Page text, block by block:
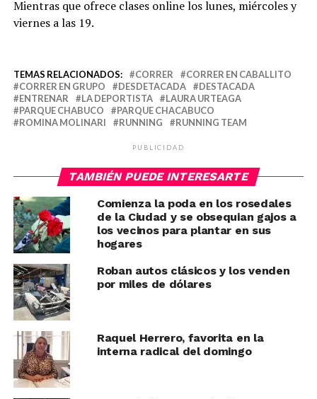
Mientras que ofrece clases online los lunes, miércoles y
viernes a las 19.
TEMAS RELACIONADOS: CORRER
CORRER EN CABALLITO
CORRER EN GRUPO
DESDETACADA
DESTACADA
ENTRENAR
LA DEPORTISTA
LAURA URTEAGA
PARQUE CHABUCO
PARQUE CHACABUCO
ROMINA MOLINARI
RUNNING RUNNING TEAM
PUBLICIDAD
TAMBIÉN PUEDE INTERESARTE
Comienza la poda en los rosedales
de la Ciudad y se obsequian gajos a
los vecinos para plantar en sus
hogares
Roban autos clásicos y los venden
por miles de dólares
Raquel Herrero, favorita en la
interna radical del domingo